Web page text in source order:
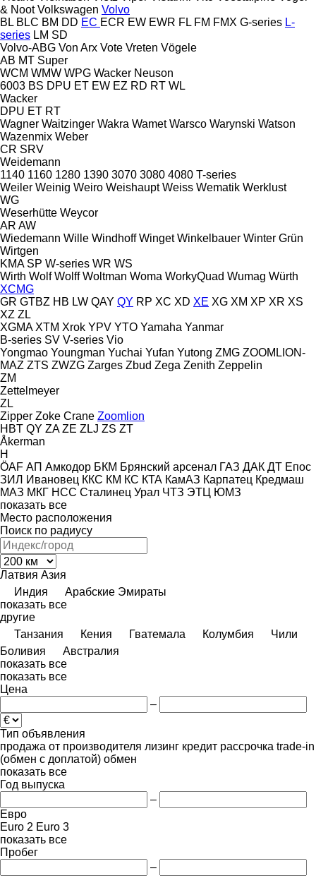
& Noot Volkswagen Volvo
BL BLC BM DD EC ECR EW EWR FL FM FMX G-series L-
series LM SD
Volvo-ABG Von Arx Vote Vreten Vögele
AB MT Super
WCM WMW WPG Wacker Neuson
6003 BS DPU ET EW EZ RD RT WL
Wacker
DPU ET RT
Wagner Waitzinger Wakra Wamet Warsco Warynski Watson
Wazenmix Weber
CR SRV
Weidemann
1140 1160 1280 1390 3070 3080 4080 T-series
Weiler Weinig Weiro Weishaupt Weiss Wematik Werklust
WG
Weserhütte Weycor
AR AW
Wiedemann Wille Windhoff Winget Winkelbauer Winter Grün
Wirtgen
KMA SP W-series WR WS
Wirth Wolf Wolff Woltman Woma WorkyQuad Wumag Würth
XCMG
GR GTBZ HB LW QAY QY RP XC XD XE XG XM XP XR XS
XZ ZL
XGMA XTM Xrok YPV YTO Yamaha Yanmar
B-series SV V-series Vio
Yongmao Youngman Yuchai Yufan Yutong ZMG ZOOMLION-
MAZ ZTS ZWZG Zarges Zbud Zega Zenith Zeppelin
ZM
Zettelmeyer
ZL
Zipper Zoke Crane Zoomlion
HBT QY ZA ZE ZLJ ZS ZT
Åkerman
H
ÖAF АП Амкодор БКМ Брянский арсенал ГАЗ ДАК ДТ Епос
ЗИЛ Ивановец ККС КМ КС КТА КамАЗ Карпатец Кредмаш
МАЗ МКГ НСС Сталинец Урал ЧТЗ ЭТЦ ЮМЗ
показать все
Место расположения
Поиск по радиусу
Латвия Азия
Индия
Арабские Эмираты
показать все
другие
Танзания
Кения Гватемала Колумбия
Чили
Боливия
Австралия
показать все
показать все
Цена
–
Тип объявления
продажа от производителя лизинг кредит рассрочка trade-in
(обмен с доплатой) обмен
показать все
Год выпуска
–
Евро
Euro 2 Euro 3
показать все
Пробег
–